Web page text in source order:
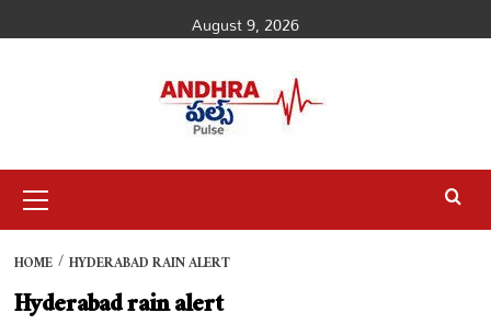
to
August 9, 2026
Menu
HOME HYDERABAD RAIN ALERT
Hyderabad rain alert